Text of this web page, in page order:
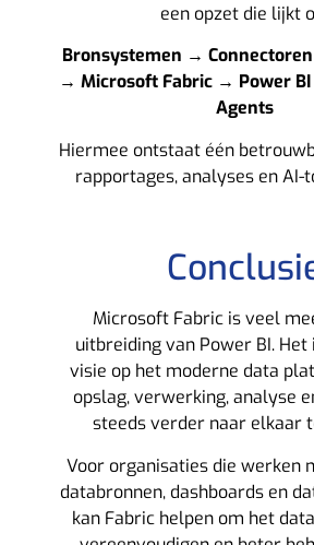
een opzet die lijkt
Bronsystemen →
→ Microsoft Fabric → Power
Agents
Hiermee ontstaat één
rapportages, analyses en AI-
Microsoft Fabric is veel
uitbreiding van Power BI.
visie op het moderne data
opslag, verwerking, analyse
steeds verder naar elkaar
Voor organisaties die werken
databronnen, dashboards en
kan Fabric helpen om het